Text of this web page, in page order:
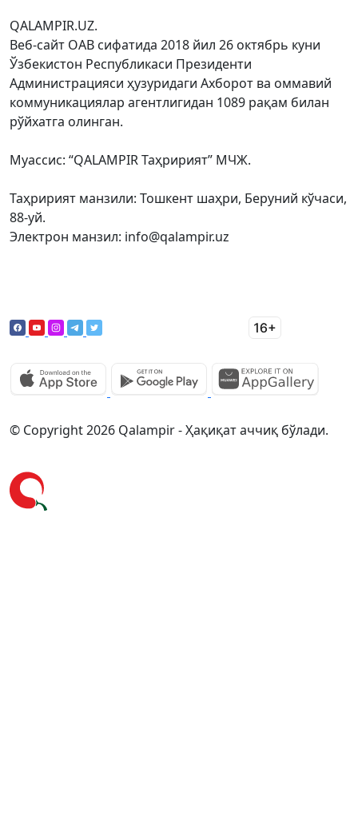
QALAMPIR.UZ.
Веб-сайт ОАВ сифатида 2018 йил 26 октябрь куни
Ўзбекистон Республикаси Президенти
Администрацияси ҳузуридаги Ахборот ва оммавий
коммуникациялар агентлигидан 1089 рақам билан
рўйхатга олинган.
Муассис: “QALAMPIR Таҳририят” МЧЖ.
Таҳририят манзили: Тошкент шаҳри, Беруний кўчаси,
88-уй.
Электрон манзил: info@qalampir.uz
© Copyright 2026 Qalampir - Ҳақиқат аччиқ бўлади.